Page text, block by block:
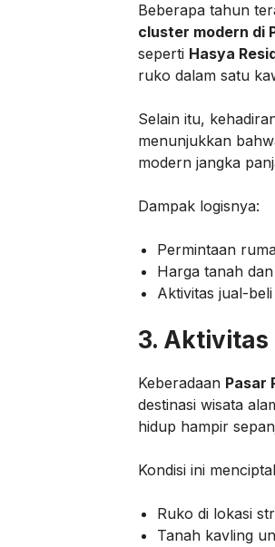
Beberapa tahun
cluster modern di
seperti Hasya
ruko dalam satu
Selain itu,
menunjukkan
modern jangka
Dampak logisnya:
Permintaan
Harga tanah
Aktivitas jual-
3. Aktivitas
Keberadaan Pasar
destinasi wisata
hidup hampir
Kondisi ini
Ruko di lokasi
Tanah kavling